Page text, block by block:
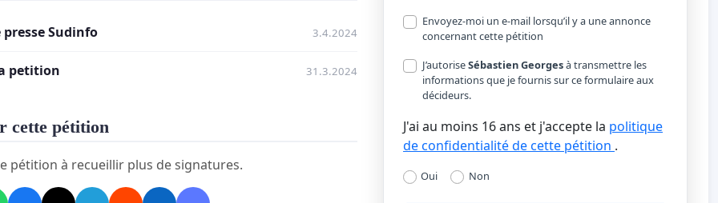
Sudinfo 3.4.2024
petition 31.3.2024
cette pétition
pétition à recueillir plus de signatures.
Envoyez-moi un e-mail lorsqu’il y a une annonce
concernant cette pétition
J’autoriseSébastien Georgesà transmettre les
informations que je fournis sur ce formulaire aux
décideurs.
J'ai au moins 16 ans et j'accepte la politique
de confidentialité de cette pétition .
Oui Non